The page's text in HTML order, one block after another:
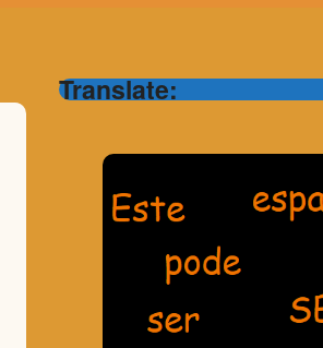
Translate: